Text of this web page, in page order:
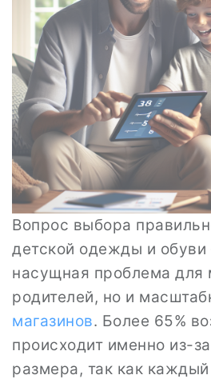
Вопрос выбора
детской одежды и обуви
насущная проблема для
родителей, но и
магазинов. Более 65%
происходит именно из-
размера, так как